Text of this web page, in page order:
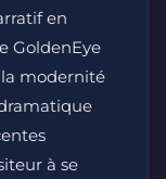
en
GoldenEye
modernité
à se